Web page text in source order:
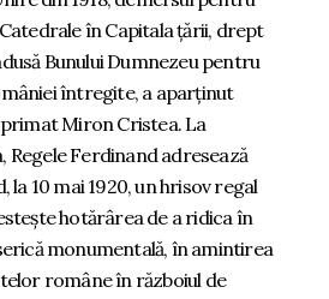
în Capitala țării, drept
Bunului Dumnezeu pentru
întregite, a aparținut
Miron Cristea. La
Regele Ferdinand adresează
la 10 mai 1920, un hrisov regal
hotărârea de a ridica în
monumentală, în amintirea
române în războiul de